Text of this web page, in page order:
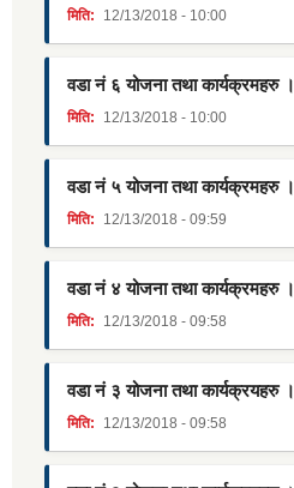
मिति: 12/13/2018 - 10:00
वडा नं ६ योजना तथा कार्यक्रमहरु ।
मिति: 12/13/2018 - 10:00
वडा नं ५ योजना तथा कार्यक्रमहरु ।
मिति: 12/13/2018 - 09:59
वडा नं ४ योजना तथा कार्यक्रमहरु ।
मिति: 12/13/2018 - 09:58
वडा नं ३ योजना तथा कार्यक्रयहरु ।
मिति: 12/13/2018 - 09:58